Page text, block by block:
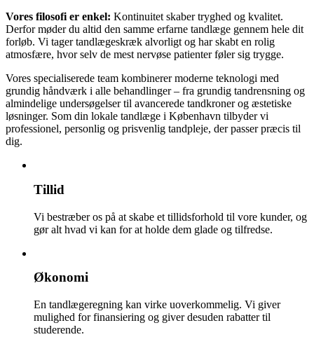
Vores filosofi er enkel: Kontinuitet skaber tryghed og kvalitet.
Derfor møder du altid den samme erfarne tandlæge gennem hele dit
forløb. Vi tager tandlægeskræk alvorligt og har skabt en rolig
atmosfære, hvor selv de mest nervøse patienter føler sig trygge.
Vores specialiserede team kombinerer moderne teknologi med
grundig håndværk i alle behandlinger – fra grundig tandrensning og
almindelige undersøgelser til avancerede tandkroner og æstetiske
løsninger. Som din lokale tandlæge i København tilbyder vi
professionel, personlig og prisvenlig tandpleje, der passer præcis til
dig.
Tillid
Vi bestræber os på at skabe et tillidsforhold til vore kunder, og
gør alt hvad vi kan for at holde dem glade og tilfredse.
Økonomi
En tandlægeregning kan virke uoverkommelig. Vi giver
mulighed for finansiering og giver desuden rabatter til
studerende.